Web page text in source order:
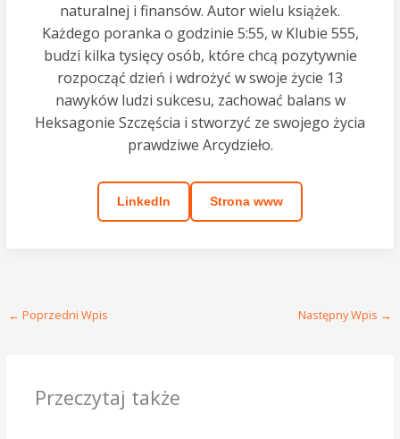
naturalnej i finansów. Autor wielu książek.
Każdego poranka o godzinie 5:55, w Klubie 555,
budzi kilka tysięcy osób, które chcą pozytywnie
rozpocząć dzień i wdrożyć w swoje życie 13
nawyków ludzi sukcesu, zachować balans w
Heksagonie Szczęścia i stworzyć ze swojego życia
prawdziwe Arcydzieło.
LinkedIn Strona www
← Poprzedni Wpis Następny Wpis →
Przeczytaj także